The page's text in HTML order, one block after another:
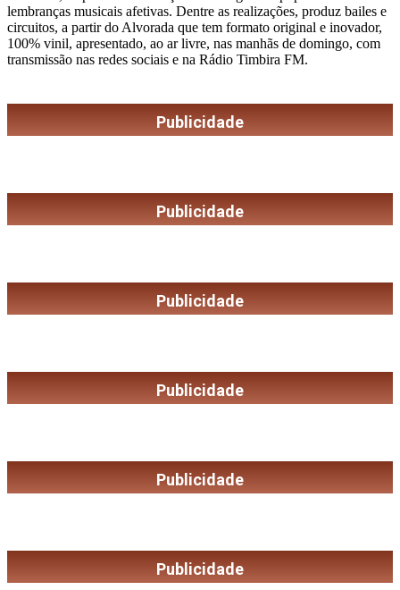
lembranças musicais afetivas. Dentre as realizações, produz bailes e
circuitos, a partir do Alvorada que tem formato original e inovador,
100% vinil, apresentado, ao ar livre, nas manhãs de domingo, com
transmissão nas redes sociais e na Rádio Timbira FM.
Publicidade
Publicidade
Publicidade
Publicidade
Publicidade
Publicidade